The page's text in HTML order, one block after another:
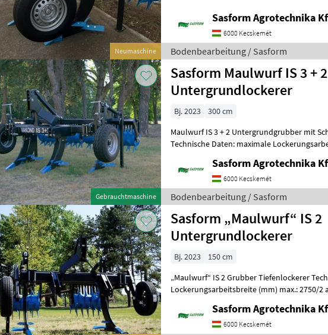
Neumaschine
Sasform Agrotechnika
6000 Kecskemét
Bodenbearbeitung / Sasform
Gebrauchtmaschine
Sasform Maulwurf IS 3 + 2
Untergrundlockerer
Bj. 2023
300 cm
Maulwurf IS 3 + 2 Untergrundgrubber mit
Technische Daten: maximale
Sasform Agrotechnika
6000 Kecskemét
Bodenbearbeitung / Sasform
Sasform „Maulwurf“ IS 2
Untergrundlockerer
Bj. 2023
150 cm
„Maulwurf“ IS 2 Grubber Tiefenlockerer Technische Daten: maximale
Lockerungsarbeitsbreite (mm) max.: 2750/2
Sasform Agrotechnika
6000 Kecskemét